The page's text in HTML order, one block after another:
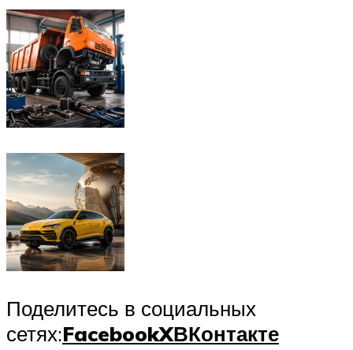
Поделитесь в социальных
сетях:FacebookXВКонтакте